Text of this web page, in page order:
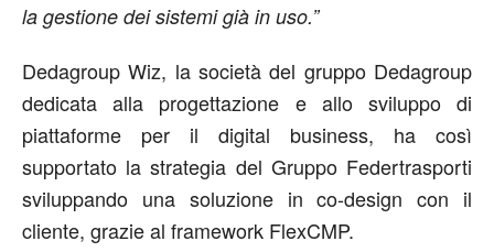
la gestione dei sistemi già in uso.”
Dedagroup Wiz, la società del gruppo Dedagroup
dedicata alla progettazione e allo sviluppo di
piattaforme per il digital business, ha così
supportato la strategia del Gruppo Federtrasporti
sviluppando una soluzione in co-design con il
cliente, grazie al framework FlexCMP.